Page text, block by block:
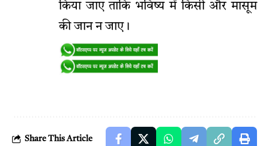
किया जाए ताकि भविष्य में किसी और मासूम
की जान न जाए।
Share This Article